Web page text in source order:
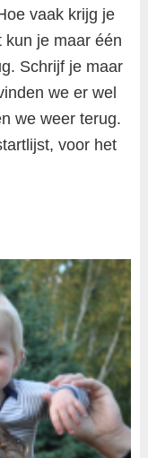
vaak krijg je
kun je maar één
Schrijf je maar
we er wel
we weer terug.
voor het